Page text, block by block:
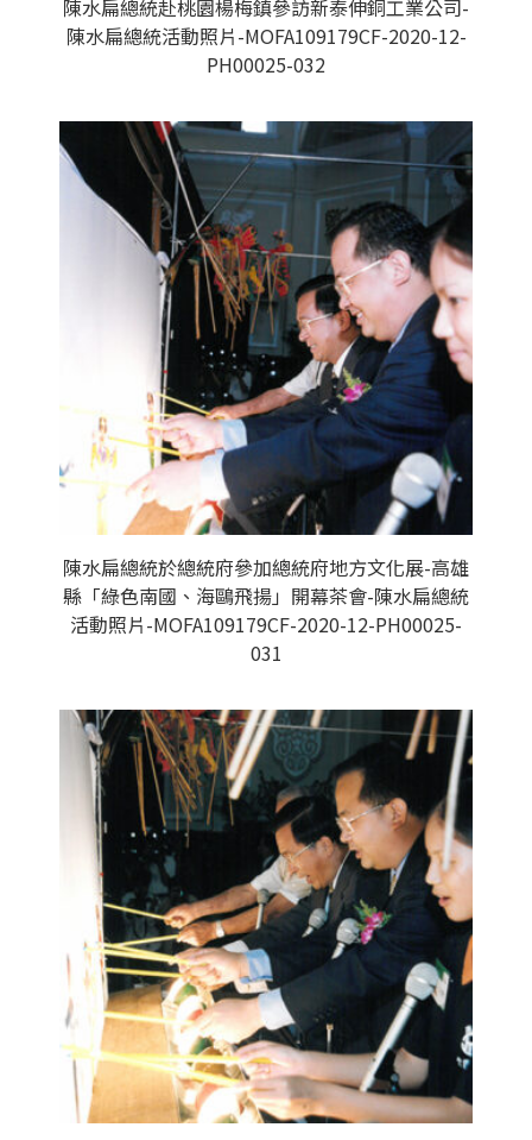
陳水扁總統赴桃園楊梅鎮參訪新泰伸銅工業公司-
陳水扁總統活動照片-MOFA109179CF-2020-12-
PH00025-032
陳水扁總統於總統府參加總統府地方文化展-高雄
縣「綠色南國、海鷗飛揚」開幕茶會-陳水扁總統
活動照片-MOFA109179CF-2020-12-PH00025-
031